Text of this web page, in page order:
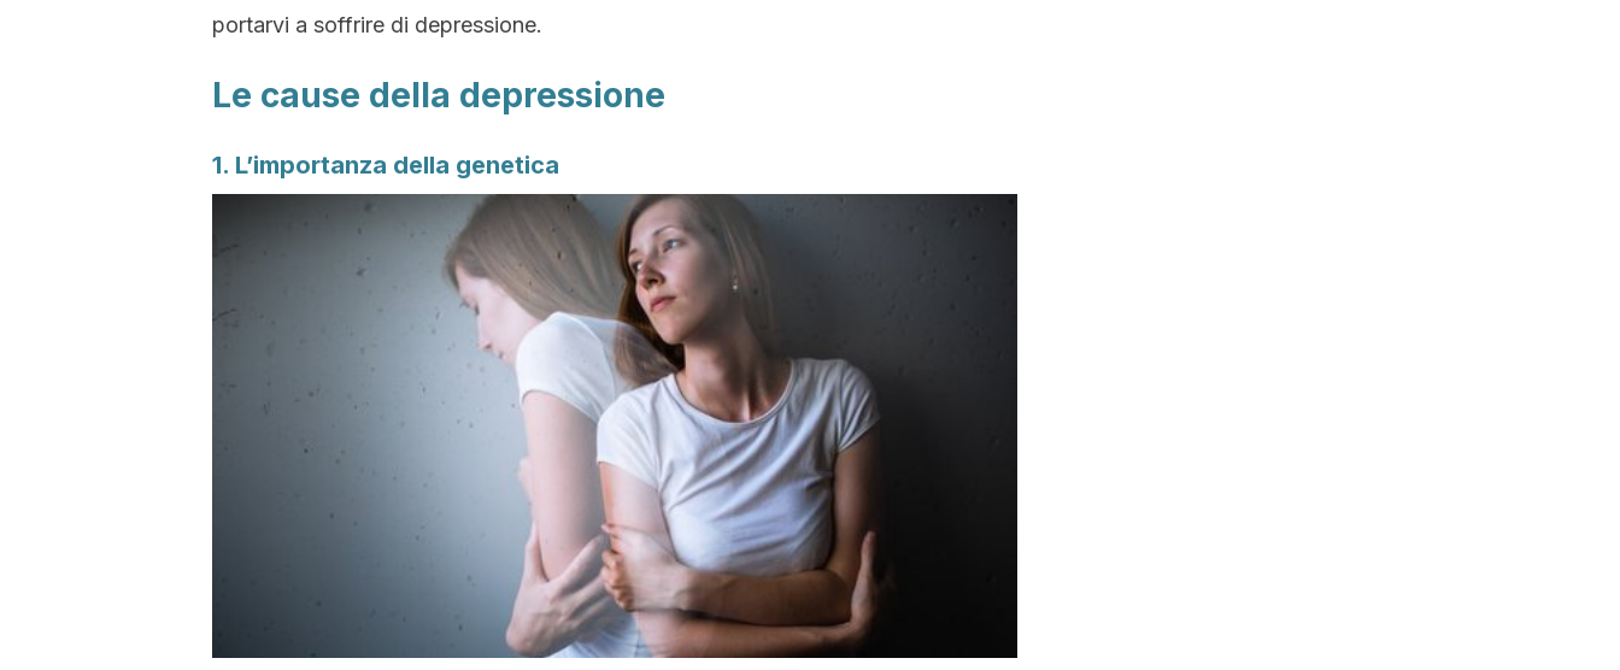
portarvi a soffrire di depressione.
Le cause della depressione
1. L’importanza della genetica